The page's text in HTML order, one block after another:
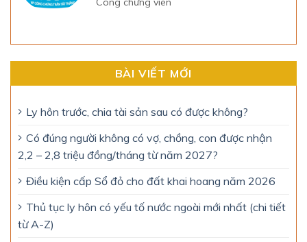
BÀI VIẾT MỚI
Ly hôn trước, chia tài sản sau có được không?
Có đúng người không có vợ, chồng, con được nhận
2,2 – 2,8 triệu đồng/tháng từ năm 2027?
Điều kiện cấp Sổ đỏ cho đất khai hoang năm 2026
Thủ tục ly hôn có yếu tố nước ngoài mới nhất (chi tiết
từ A-Z)